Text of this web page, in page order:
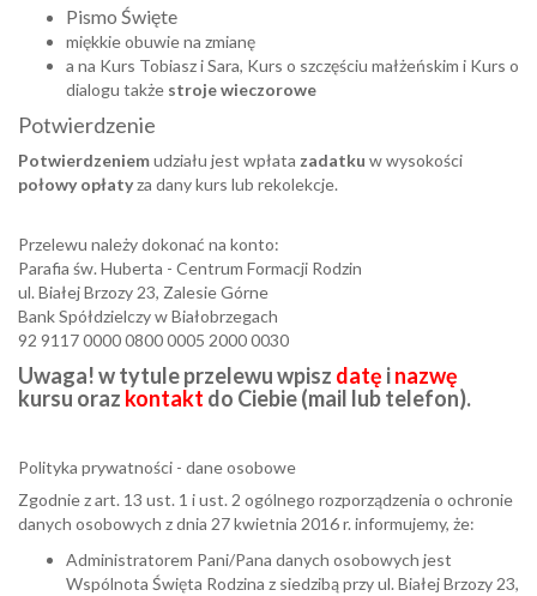
Pismo Święte
miękkie obuwie na zmianę
a na Kurs Tobiasz i Sara, Kurs o szczęściu małżeńskim i Kurs o
dialogu także stroje wieczorowe
Potwierdzenie
Potwierdzeniemudziału jest wpłata zadatku w wysokości
połowy opłatyza dany kurs lub rekolekcje.
Przelewu należy dokonać na konto:
Parafia św. Huberta - Centrum Formacji Rodzin
ul. Białej Brzozy 23, Zalesie Górne
Bank Spółdzielczy w Białobrzegach
92 9117 0000 0800 0005 2000 0030
Uwaga! w tytule przelewu wpisz datę inazwę
kursu oraz kontakt do Ciebie (mail lub telefon).
Polityka prywatności - dane osobowe
Zgodnie z art. 13 ust. 1 i ust. 2 ogólnego rozporządzenia o ochronie
danych osobowych z dnia 27 kwietnia 2016 r. informujemy, że:
Administratorem Pani/Pana danych osobowych jest
Wspólnota Święta Rodzina z siedzibą przy ul. Białej Brzozy 23,